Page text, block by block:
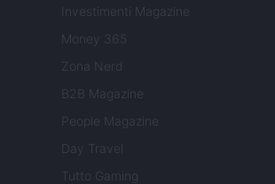
Investimenti Magazine
Money 365
Zona Nerd
B2B Magazine
People Magazine
Day Travel
Tutto Gaming